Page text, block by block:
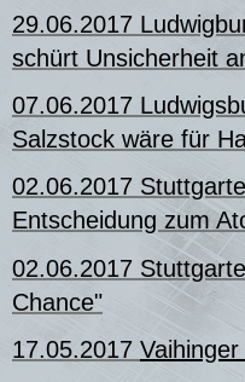
29.06.2017
schürt Unsicherheit
07.06.2017
Salzstock wäre für
02.06.2017
Entscheidung zum
02.06.2017
Chance"
17.05.2017